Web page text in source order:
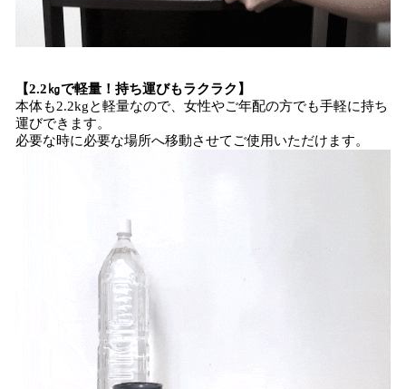
【2.2㎏で軽量！持ち運びもラクラク】
本体も2.2kgと軽量なので、女性やご年配の方でも手軽に持ち
運びできます。
必要な時に必要な場所へ移動させてご使用いただけます。